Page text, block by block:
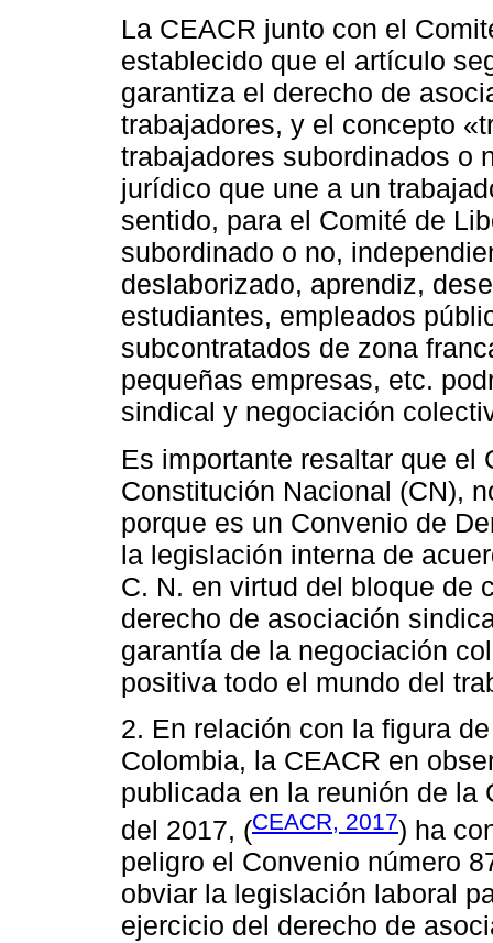
La CEACR junto con el
establecido que el artículo
garantiza el derecho de
trabajadores, y el concepto
trabajadores subordinados o
jurídico que une a un
sentido, para el Comité de
subordinado o no,
deslaborizado, aprendiz,
estudiantes, empleados
subcontratados de zona
pequeñas empresas, etc.
sindical y negociación
Es importante resaltar que el
Constitución Nacional (CN),
porque es un Convenio de
la legislación interna de
C. N. en virtud del bloque de
derecho de asociación
garantía de la negociación
positiva todo el mundo del
2. En relación con la figura
Colombia, la CEACR en
publicada en la reunión de la
del 2017, (CEACR, 2017) ha
peligro el Convenio número
obviar la legislación laboral
ejercicio del derecho de